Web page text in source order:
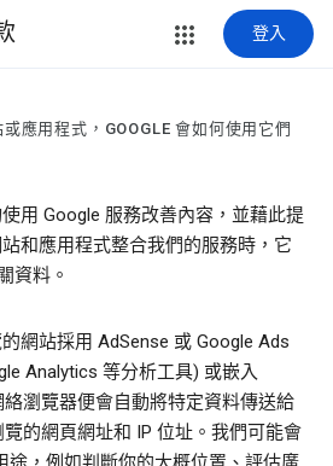
登入
應用程式，GOOGLE 會如何使用它們
用 Google 服務改善內容，並藉此提
和應用程式整合我們的服務時，它
資料。
網站採用 AdSense 或 Google Ads
Analytics 等分析工具) 或嵌入
瀏覽器便會自動將特定資料傳送給
的網頁網址和 IP 位址。我們可能會